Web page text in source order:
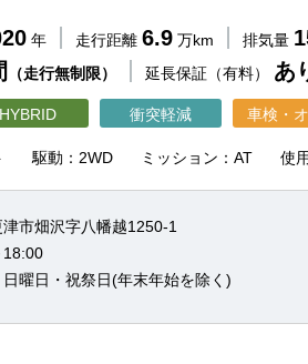
年 走行距離 6.9 万km 排気量
（走行無制限） 延長保証（有料） あ
HYBRID 衝突軽減 車検・
駆動：2WD ミッション：AT 使
市畑沢字八幡越1250-1
18:00
日曜日・祝祭日(年末年始を除く)